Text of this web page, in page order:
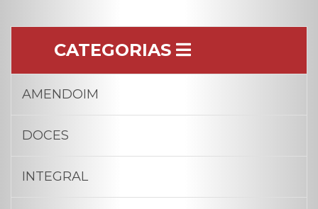
CATEGORIAS
AMENDOIM
DOCES
INTEGRAL